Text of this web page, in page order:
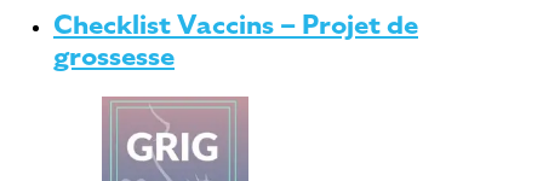
Checklist Vaccins – Projet de
grossesse